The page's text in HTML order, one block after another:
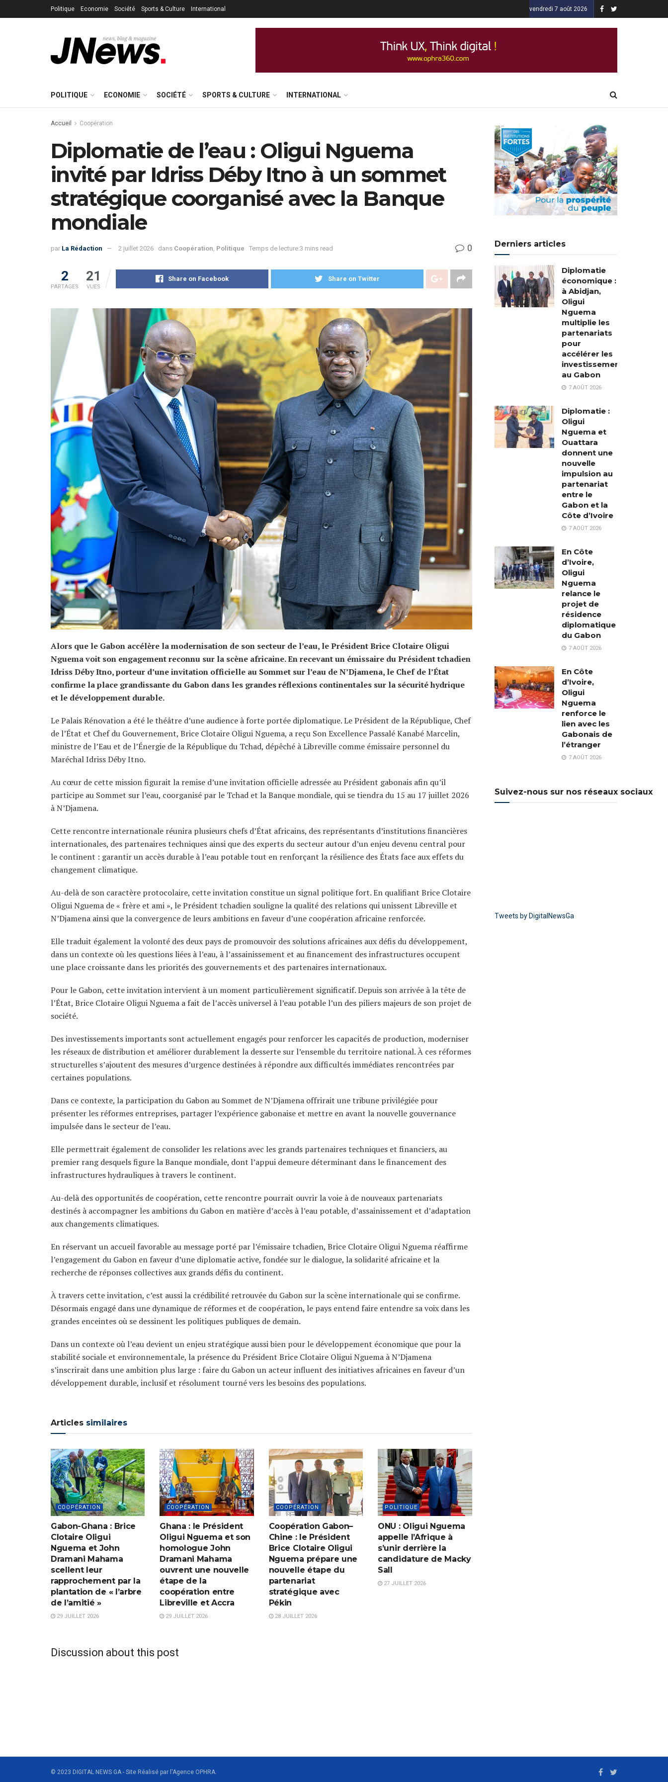
Politique Economie Société Sports & Culture International vendredi 7 août 2026
POLITIQUE ECONOMIE SOCIÉTÉ SPORTS & CULTURE INTERNATIONAL
Accueil Coopération
Diplomatie de l’eau : Oligui Nguema
invité par Idriss Déby Itno à un sommet
stratégique coorganisé avec la Banque
mondiale
par La Rédaction 2 juillet 2026 dans Coopération Politique Temps de lecture:3 mins read 0
2
PARTAGES
21
VUES
Share on Facebook Share on Twitter
Alors que le Gabon accélère la modernisation de son secteur de l’eau, le Président Brice Clotaire Oligui
Nguema voit son engagement reconnu sur la scène africaine. En recevant un émissaire du Président tchadien
Idriss Déby Itno, porteur d’une invitation officielle au Sommet sur l’eau de N’Djamena, le Chef de l’État
confirme la place grandissante du Gabon dans les grandes réflexions continentales sur la sécurité hydrique
et le développement durable.
Le Palais Rénovation a été le théâtre d’une audience à forte portée diplomatique. Le Président de la République, Chef
de l’État et Chef du Gouvernement, Brice Clotaire Oligui Nguema, a reçu Son Excellence Passalé Kanabé Marcelin,
ministre de l’Eau et de l’Énergie de la République du Tchad, dépêché à Libreville comme émissaire personnel du
Maréchal Idriss Déby Itno.
Au cœur de cette mission figurait la remise d’une invitation officielle adressée au Président gabonais afin qu’il
participe au Sommet sur l’eau, coorganisé par le Tchad et la Banque mondiale, qui se tiendra du 15 au 17 juillet 2026
à N’Djamena.
Cette rencontre internationale réunira plusieurs chefs d’État africains, des représentants d’institutions financières
internationales, des partenaires techniques ainsi que des experts du secteur autour d’un enjeu devenu central pour
le continent : garantir un accès durable à l’eau potable tout en renforçant la résilience des États face aux effets du
changement climatique.
Au-delà de son caractère protocolaire, cette invitation constitue un signal politique fort. En qualifiant Brice Clotaire
Oligui Nguema de « frère et ami », le Président tchadien souligne la qualité des relations qui unissent Libreville et
N’Djamena ainsi que la convergence de leurs ambitions en faveur d’une coopération africaine renforcée.
Elle traduit également la volonté des deux pays de promouvoir des solutions africaines aux défis du développement,
dans un contexte où les questions liées à l’eau, à l’assainissement et au financement des infrastructures occupent
une place croissante dans les priorités des gouvernements et des partenaires internationaux.
Pour le Gabon, cette invitation intervient à un moment particulièrement significatif. Depuis son arrivée à la tête de
l’État, Brice Clotaire Oligui Nguema a fait de l’accès universel à l’eau potable l’un des piliers majeurs de son projet de
société.
Des investissements importants sont actuellement engagés pour renforcer les capacités de production, moderniser
les réseaux de distribution et améliorer durablement la desserte sur l’ensemble du territoire national. À ces réformes
structurelles s’ajoutent des mesures d’urgence destinées à répondre aux difficultés immédiates rencontrées par
certaines populations.
Dans ce contexte, la participation du Gabon au Sommet de N’Djamena offrirait une tribune privilégiée pour
présenter les réformes entreprises, partager l’expérience gabonaise et mettre en avant la nouvelle gouvernance
impulsée dans le secteur de l’eau.
Elle permettrait également de consolider les relations avec les grands partenaires techniques et financiers, au
premier rang desquels figure la Banque mondiale, dont l’appui demeure déterminant dans le financement des
infrastructures hydrauliques à travers le continent.
Au-delà des opportunités de coopération, cette rencontre pourrait ouvrir la voie à de nouveaux partenariats
destinés à accompagner les ambitions du Gabon en matière d’accès à l’eau potable, d’assainissement et d’adaptation
aux changements climatiques.
En réservant un accueil favorable au message porté par l’émissaire tchadien, Brice Clotaire Oligui Nguema réaffirme
l’engagement du Gabon en faveur d’une diplomatie active, fondée sur le dialogue, la solidarité africaine et la
recherche de réponses collectives aux grands défis du continent.
À travers cette invitation, c’est aussi la crédibilité retrouvée du Gabon sur la scène internationale qui se confirme.
Désormais engagé dans une dynamique de réformes et de coopération, le pays entend faire entendre sa voix dans les
grandes enceintes où se dessinent les politiques publiques de demain.
Dans un contexte où l’eau devient un enjeu stratégique aussi bien pour le développement économique que pour la
stabilité sociale et environnementale, la présence du Président Brice Clotaire Oligui Nguema à N’Djamena
s’inscrirait dans une ambition plus large : faire du Gabon un acteur influent des initiatives africaines en faveur d’un
développement durable, inclusif et résolument tourné vers les besoins des populations.
Articles similaires
COOPÉRATION
Gabon-Ghana : Brice
Clotaire Oligui
Nguema et John
Dramani Mahama
scellent leur
rapprochement par la
plantation de « l’arbre
de l’amitié »
29 JUILLET 2026
COOPÉRATION
Ghana : le Président
Oligui Nguema et son
homologue John
Dramani Mahama
ouvrent une nouvelle
étape de la
coopération entre
Libreville et Accra
29 JUILLET 2026
COOPÉRATION
Coopération Gabon–
Chine : le Président
Brice Clotaire Oligui
Nguema prépare une
nouvelle étape du
partenariat
stratégique avec
Pékin
28 JUILLET 2026
POLITIQUE
ONU : Oligui Nguema
appelle l’Afrique à
s’unir derrière la
candidature de Macky
Sall
27 JUILLET 2026
Discussion about this post
Derniers articles
Diplomatie
économique :
à Abidjan,
Oligui
Nguema
multiplie les
partenariats
pour
accélérer les
investissements
au Gabon
7 AOÛT 2026
Diplomatie :
Oligui
Nguema et
Ouattara
donnent une
nouvelle
impulsion au
partenariat
entre le
Gabon et la
Côte d’Ivoire
7 AOÛT 2026
En Côte
d’Ivoire,
Oligui
Nguema
relance le
projet de
résidence
diplomatique
du Gabon
7 AOÛT 2026
En Côte
d’Ivoire,
Oligui
Nguema
renforce le
lien avec les
Gabonais de
l’étranger
7 AOÛT 2026
Suivez-nous sur nos réseaux sociaux
Tweets by DigitalNewsGa
© 2023 DIGITAL NEWS GA - Site Réalisé par l'Agence OPHRA.